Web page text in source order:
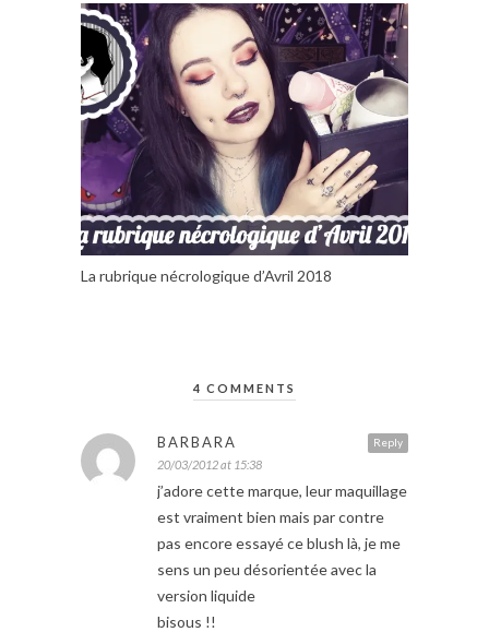
La rubrique nécrologique d’Avril 2018
4 COMMENTS
Reply
BARBARA
20/03/2012 at 15:38
j’adore cette marque, leur maquillage
est vraiment bien mais par contre
pas encore essayé ce blush là, je me
sens un peu désorientée avec la
version liquide
bisous !!